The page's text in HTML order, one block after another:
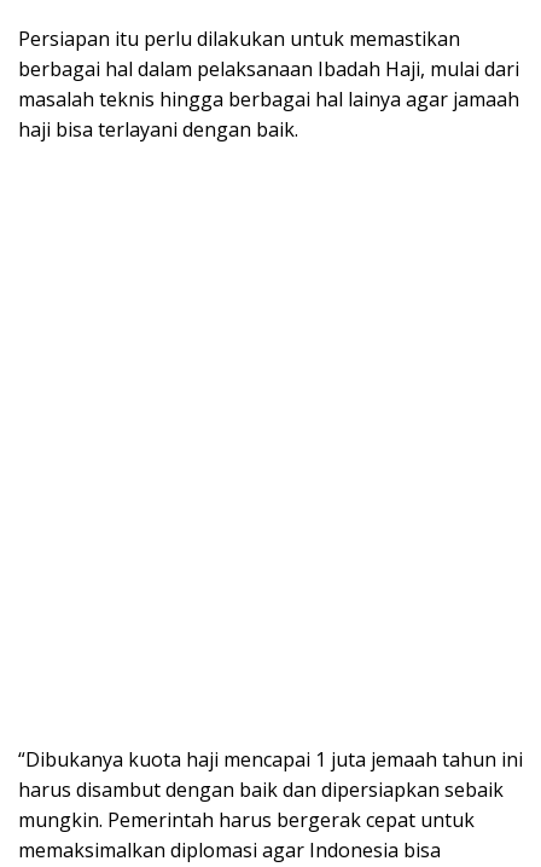
Persiapan itu perlu dilakukan untuk memastikan
berbagai hal dalam pelaksanaan Ibadah Haji, mulai dari
masalah teknis hingga berbagai hal lainya agar jamaah
haji bisa terlayani dengan baik.
“Dibukanya kuota haji mencapai 1 juta jemaah tahun ini
harus disambut dengan baik dan dipersiapkan sebaik
mungkin. Pemerintah harus bergerak cepat untuk
memaksimalkan diplomasi agar Indonesia bisa